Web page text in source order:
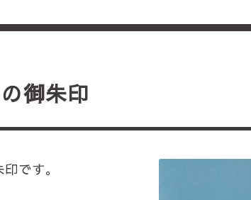
御朱印
です。